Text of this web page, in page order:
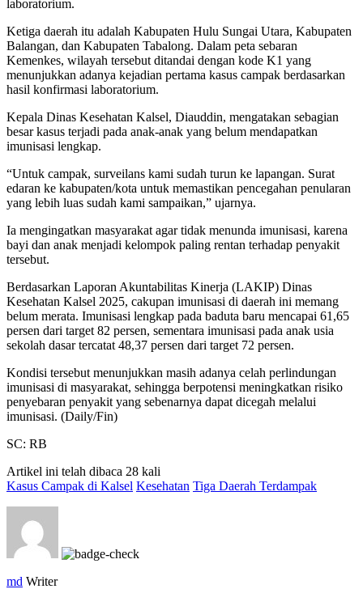
laboratorium.
Ketiga daerah itu adalah Kabupaten Hulu Sungai Utara, Kabupaten
Balangan, dan Kabupaten Tabalong. Dalam peta sebaran
Kemenkes, wilayah tersebut ditandai dengan kode K1 yang
menunjukkan adanya kejadian pertama kasus campak berdasarkan
hasil konfirmasi laboratorium.
Kepala Dinas Kesehatan Kalsel, Diauddin, mengatakan sebagian
besar kasus terjadi pada anak-anak yang belum mendapatkan
imunisasi lengkap.
“Untuk campak, surveilans kami sudah turun ke lapangan. Surat
edaran ke kabupaten/kota untuk memastikan pencegahan penularan
yang lebih luas sudah kami sampaikan,” ujarnya.
Ia mengingatkan masyarakat agar tidak menunda imunisasi, karena
bayi dan anak menjadi kelompok paling rentan terhadap penyakit
tersebut.
Berdasarkan Laporan Akuntabilitas Kinerja (LAKIP) Dinas
Kesehatan Kalsel 2025, cakupan imunisasi di daerah ini memang
belum merata. Imunisasi lengkap pada baduta baru mencapai 61,65
persen dari target 82 persen, sementara imunisasi pada anak usia
sekolah dasar tercatat 48,37 persen dari target 72 persen.
Kondisi tersebut menunjukkan masih adanya celah perlindungan
imunisasi di masyarakat, sehingga berpotensi meningkatkan risiko
penyebaran penyakit yang sebenarnya dapat dicegah melalui
imunisasi. (Daily/Fin)
SC: RB
Artikel ini telah dibaca 28 kali
Kasus Campak di Kalsel Kesehatan Tiga Daerah Terdampak
md Writer